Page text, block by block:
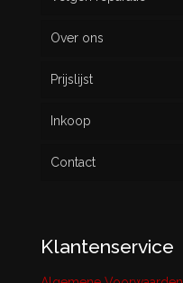
Over ons
Prijslijst
Inkoop
Contact
Klantenservice